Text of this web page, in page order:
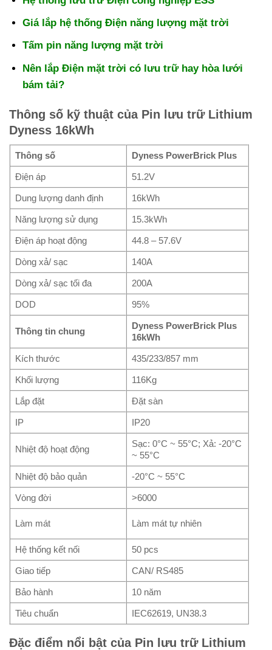
Giá lắp hệ thống Điện năng lượng mặt trời
Tấm pin năng lượng mặt trời
Nên lắp Điện mặt trời có lưu trữ hay hòa lưới
bám tải?
Thông số kỹ thuật của Pin lưu trữ Lithium
Dyness 16kWh
Thông số Dyness PowerBrick Plus
Điện áp 51.2V
Dung lượng danh định 16kWh
Năng lượng sử dụng 15.3kWh
Điện áp hoạt động 44.8 – 57.6V
Dòng xả/ sạc 140A
Dòng xả/ sạc tối đa 200A
DOD 95%
Thông tin chung
Dyness PowerBrick Plus
16kWh
Kích thước 435/233/857 mm
Khối lượng 116Kg
Lắp đặt Đặt sàn
IP IP20
Nhiệt độ hoạt động
Sạc: 0°C ~ 55°C; Xả: -20°C
~ 55°C
Nhiệt độ bảo quản -20°C ~ 55°C
Vòng đời >6000
Làm mát Làm mát tự nhiên
Hệ thống kết nối 50 pcs
Giao tiếp CAN/ RS485
Bảo hành 10 năm
Tiêu chuẩn IEC62619, UN38.3
Đặc điểm nổi bật của Pin lưu trữ Lithium